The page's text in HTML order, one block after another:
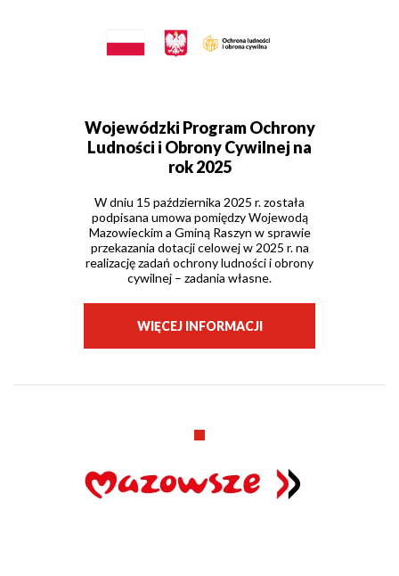
Wojewódzki Program Ochrony
Ludności i Obrony Cywilnej na
rok 2025
W dniu 15 października 2025 r. została
podpisana umowa pomiędzy Wojewodą
Mazowieckim a Gminą Raszyn w sprawie
przekazania dotacji celowej w 2025 r. na
realizację zadań ochrony ludności i obrony
cywilnej – zadania własne.
WIĘCEJ INFORMACJI